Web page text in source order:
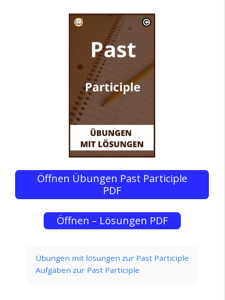
Öffnen Übungen Past Participle
PDF
Öffnen – Lösungen PDF
Übungen mit lösungen zur Past Participle
Aufgaben zur Past Participle